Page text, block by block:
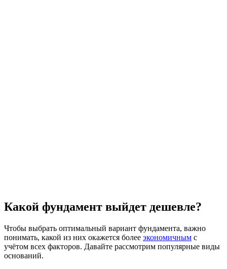
Какой фундамент выйдет дешевле?
Чтобы выбрать оптимальный вариант фундамента, важно
понимать, какой из них окажется более экономичным с
учётом всех факторов. Давайте рассмотрим популярные виды
оснований.